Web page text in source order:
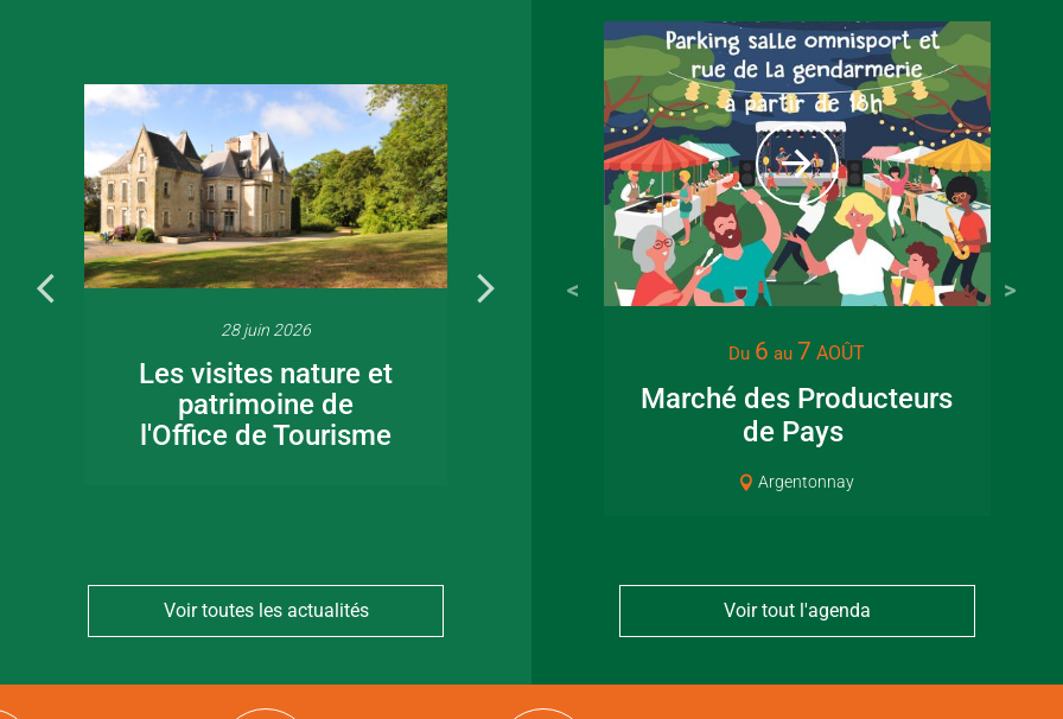
28 juin 2026
Les visites nature et
patrimoine de
l'Office de Tourisme
canoë en Bocage
Voir toutes les actualités
Du 6 au 7 AOÛT
Marché des Producteurs
de Pays
Argentonnay
Voir tout l'agenda